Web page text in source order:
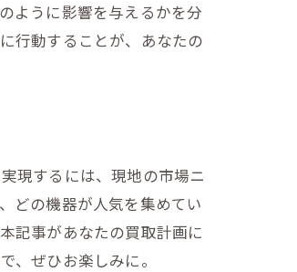
ように影響を与えるかを分
行動することが、あなたの
現するには、現地の市場ニ
どの機器が人気を集めてい
記事があなたの買取計画に
、ぜひお楽しみに。